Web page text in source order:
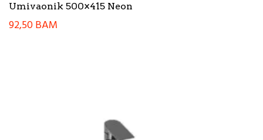
Umivaonik 500×415 Neon
92,50BAM